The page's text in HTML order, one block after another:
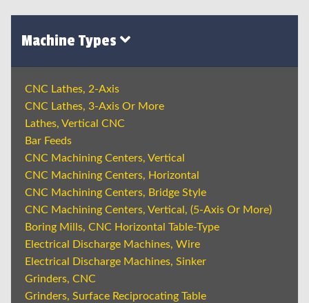
Machine Types
CNC Lathes, 2-Axis
CNC Lathes, 3-Axis Or More
Lathes, Vertical CNC
Bar Feeds
CNC Machining Centers, Vertical
CNC Machining Centers, Horizontal
CNC Machining Centers, Bridge Style
CNC Machining Centers, Vertical, (5-Axis Or More)
Boring Mills, CNC Horizontal Table-Type
Electrical Discharge Machines, Wire
Electrical Discharge Machines, Sinker
Grinders, CNC
Grinders, Surface Reciprocating Table